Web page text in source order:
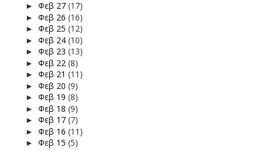
► Φεβ 27 (17)
► Φεβ 26 (16)
► Φεβ 25 (12)
► Φεβ 24 (10)
► Φεβ 23 (13)
► Φεβ 22 (8)
► Φεβ 21 (11)
► Φεβ 20 (9)
► Φεβ 19 (8)
► Φεβ 18 (9)
► Φεβ 17 (7)
► Φεβ 16 (11)
► Φεβ 15 (5)